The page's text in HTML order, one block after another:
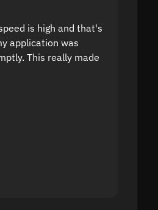
is high and that's
application was
This really made